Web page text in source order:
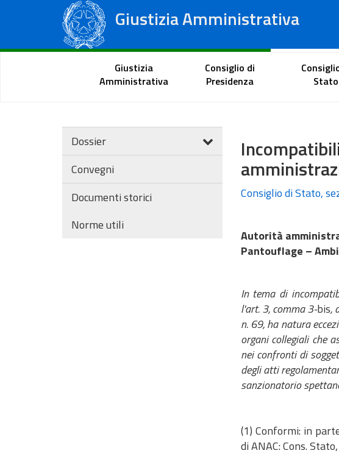
Giustizia Amministrativa
Tribunali Amministrativi Regionali
Portale del cittadino
Giustizia
Amministrativa
Consiglio di
Presidenza
Stato
Dossier
Convegni
Documenti storici
Norme utili
Consiglio di Stato,
Autorità
Pantouflage –
In tema di
l'art. 3, comma 3-bis,
n. 69, ha natura
organi collegiali che
nei confronti di
degli atti
sanzionatorio
(1) Conformi: in
di ANAC: Cons.